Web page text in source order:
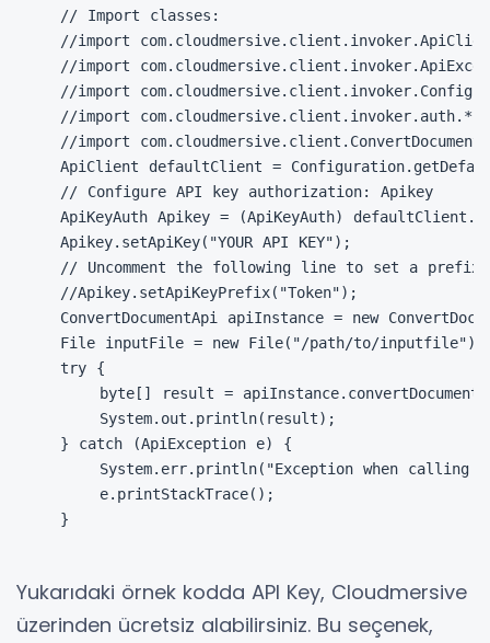
// Import classes:
//import
//import
//import
//import com.cloudmersive.client.invoker.auth.*;
//import
ApiClient defaultClient =
// Configure API key authorization: Apikey
ApiKeyAuth Apikey = (ApiKeyAuth)
Apikey.setApiKey("YOUR API KEY");
// Uncomment the following line to set a
//Apikey.setApiKeyPrefix("Token");
ConvertDocumentApi apiInstance = new
File inputFile = new File("/path/to/
try {
byte[] result =
    System.out.println(result);
} catch (ApiException e) {
System.err.println("Exception when calling
    e.printStackTrace();
}
Yukarıdaki örnek kodda API Key, Cloudmersive
üzerinden ücretsiz alabilirsiniz. Bu seçenek,